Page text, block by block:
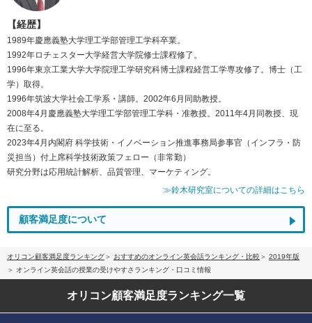
【経歴】
1989年慶應義塾大学理工学部管理工学科卒業。
1992年ロチェスター大学経営大学院修士課程修了。
1996年東京工業大学大学院理工学研究科博士課程経営工学専攻修了。博士（工
学）取得。
1996年筑波大学社会工学系・講師。2002年6月同助教授。
2008年4月慶應義塾大学理工学部管理工学科・准教授。2011年4月同教授、現
在に至る。
2023年4月内閣府 科学技術・イノベーション推進事務局参事官（インフラ・防
災担当）付上席科学技術政策フェロー（非常勤）
研究分野は応用統計解析、品質管理、マーケティング。
≫鈴木研究室についての詳細はこちら
顧客満足度について
オリコン顧客満足度ランキング おすすめのオンライン英会話ランキング・比較
2019年版
オンライン英会話の授業の受けやすさランキング・口コミ情報
オリコン顧客満足度ランキング一覧